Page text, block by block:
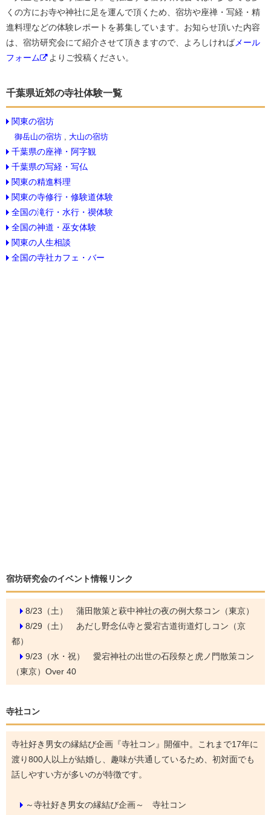
くの方にお寺や神社に足を運んで頂くため、宿坊や座禅・写経・精
進料理などの体験レポートを募集しています。お知らせ頂いた内容
は、宿坊研究会にて紹介させて頂きますので、よろしければ メール
フォーム
よりご投稿ください。
千葉県近郊の寺社体験一覧
関東の宿坊
御岳山の宿坊 大山の宿坊
千葉県の座禅・阿字観
千葉県の写経・写仏
関東の精進料理
関東の寺修行・修験道体験
全国の滝行・水行・禊体験
全国の神道・巫女体験
関東の人生相談
全国の寺社カフェ・バー
宿坊研究会のイベント情報リンク
8/23（土） 蒲田散策と萩中神社の夜の例大祭コン（東京）
8/29（土） あだし野念仏寺と愛宕古道街道灯しコン（京
都）
9/23（水・祝） 愛宕神社の出世の石段祭と虎ノ門散策コン
（東京）Over 40
寺社コン
寺社好き男女の縁結び企画『寺社コン』開催中。これまで17年に
渡り800人以上が結婚し、趣味が共通しているため、初対面でも
話しやすい方が多いのが特徴です。
～寺社好き男女の縁結び企画～ 寺社コン